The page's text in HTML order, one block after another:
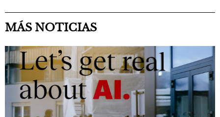
MÁS NOTICIAS